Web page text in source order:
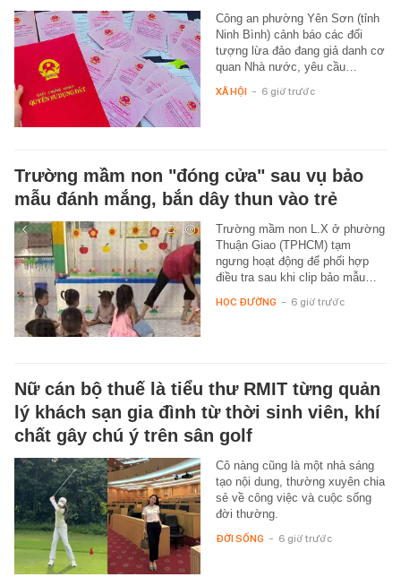
Công an phường Yên Sơn (tỉnh
Ninh Bình) cảnh báo các đối
tượng lừa đảo đang giả danh cơ
quan Nhà nước, yêu cầu…
XÃ HỘI - 6 giờ trước
Trường mầm non "đóng cửa" sau vụ bảo
mẫu đánh mắng, bắn dây thun vào trẻ
Trường mầm non L.X ở phường
Thuận Giao (TPHCM) tạm
ngưng hoạt động để phối hợp
điều tra sau khi clip bảo mẫu…
HỌC ĐƯỜNG - 6 giờ trước
Nữ cán bộ thuế là tiểu thư RMIT từng quản
lý khách sạn gia đình từ thời sinh viên, khí
chất gây chú ý trên sân golf
Cô nàng cũng là một nhà sáng
tạo nội dung, thường xuyên chia
sẻ về công việc và cuộc sống
đời thường.
ĐỜI SỐNG - 6 giờ trước